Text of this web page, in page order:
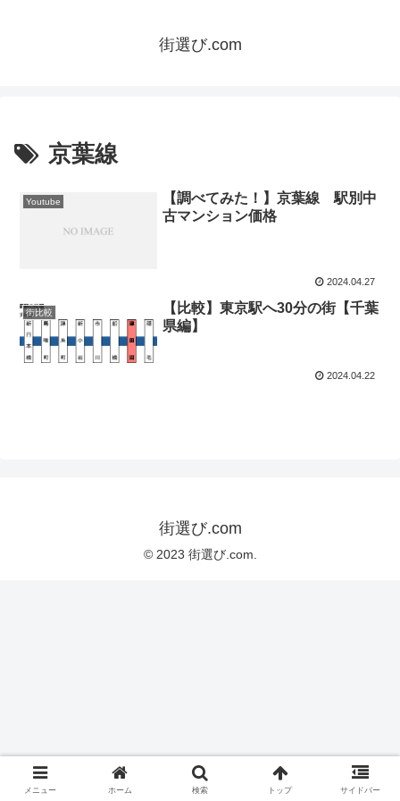
街選び.com
京葉線
Youtube
【調べてみた！】京葉線 駅別中
古マンション価格
2024.04.27
街比較
【比較】東京駅へ30分の街【千葉
県編】
2024.04.22
街選び.com
© 2023 街選び.com.
メニュー ホーム 検索 トップ サイドバー